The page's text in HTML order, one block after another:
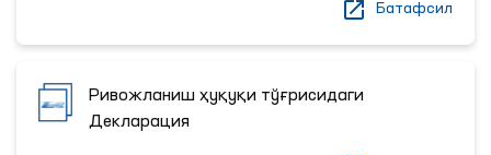
Батафсил
Ривожланиш ҳуқуқи тўғрисидаги
Декларация